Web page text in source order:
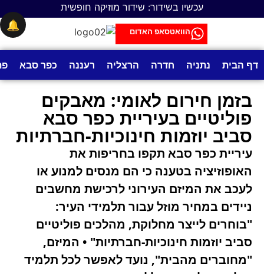
עכשיו בשידור: שידור מוזיקה חופשית
הוואטסאפ האדום
הבית נתניה חדרה הרצליה רעננה כפר סבא
בזמן חירום לאומי: מאבקים
פוליטיים בעיריית כפר סבא
סביב יוזמות חינוכיות-חברתיות
עיריית כפר סבא תקפו בחריפות את
האופוזיציה בטענה כי הם מנסים למנוע או
לעכב את המיזם העירוני לרכישת מחשבים
ניידים במחיר מוזל עבור תלמידי העיר:
"בוחרים לייצר מחלוקת, מהלכים פוליטיים
סביב יוזמות חינוכיות-חברתיות" • המיזם,
"מחוברים מהבית", נועד לאפשר לכל תלמיד
🔔